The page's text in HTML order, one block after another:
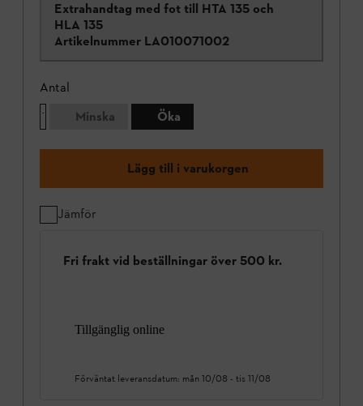
Extrahandtag med fot till HTA 135 och
HLA 135
Artikelnummer LA010071002
Antal
Minska
Öka
Lägg till i varukorgen
Jämför
Fri frakt vid beställningar över 500 kr.
Tillgänglig online
Förväntat leveransdatum: mån 10/08 - tis 11/08